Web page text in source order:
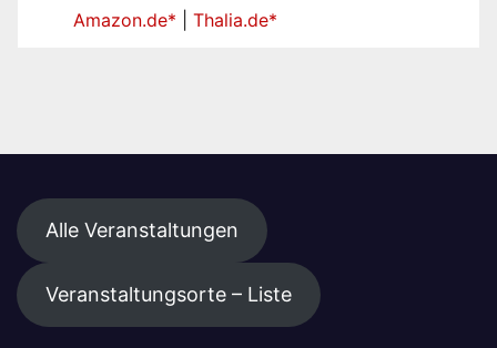
Amazon.de* |Thalia.de*
Alle Veranstaltungen
Veranstaltungsorte – Liste